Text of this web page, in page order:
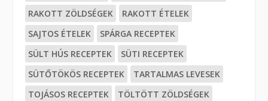
RAKOTT ZÖLDSÉGEK
RAKOTT ÉTELEK
SAJTOS ÉTELEK
SPÁRGA RECEPTEK
SÜLT HÚS RECEPTEK
SÜTI RECEPTEK
SÜTŐTÖKÖS RECEPTEK
TARTALMAS LEVESEK
TOJÁSOS RECEPTEK
TÖLTÖTT ZÖLDSÉGEK